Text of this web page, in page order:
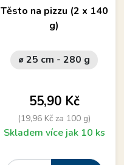
Těsto na pizzu (2 x 140
g)
⌀ 25 cm - 280 g
Cena
55,90 Kč
(19,96 Kč za 100 g)
Skladem více jak 10 ks